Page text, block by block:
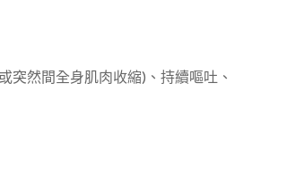
突然間全身肌肉收縮)、持續嘔吐、